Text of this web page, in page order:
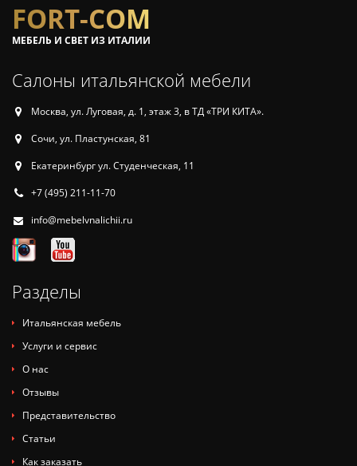
FORT-COM
МЕБЕЛЬ И СВЕТ ИЗ ИТАЛИИ
Салоны итальянской мебели
Москва, ул. Луговая, д. 1, этаж 3, в ТД «ТРИ КИТА».
Сочи, ул. Пластунская, 81
Екатеринбург ул. Студенческая, 11
+7 (495) 211-11-70
info@mebelvnalichii.ru
Разделы
Итальянская мебель
Услуги и сервис
О нас
Отзывы
Представительство
Статьи
Как заказать